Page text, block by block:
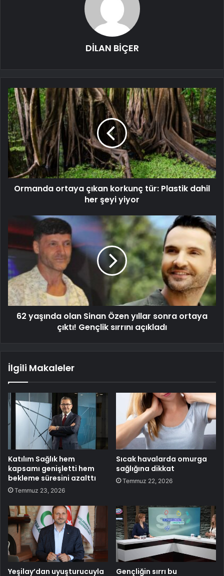
DİLAN BİÇER
Ormanda ortaya çıkan korkunç tür: Plastik dahil
her şeyi yiyor
62 yaşında olan Sinan Özen yıllar sonra ortaya
çıktı! Gençlik sırrını açıkladı
İlgili Makaleler
Katılım Sağlık hem
kapsamı genişletti hem
bekleme süresini azalttı
Temmuz 23, 2026
Sıcak havalarda omurga
sağlığına dikkat
Temmuz 22, 2026
Yeşilay’dan uyuşturucuyla Gençliğin sırrı bu